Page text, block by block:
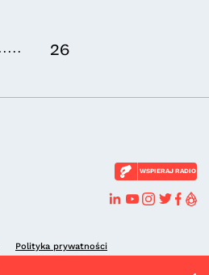
26
WSPIERAJ RADIO
Polityka prywatności